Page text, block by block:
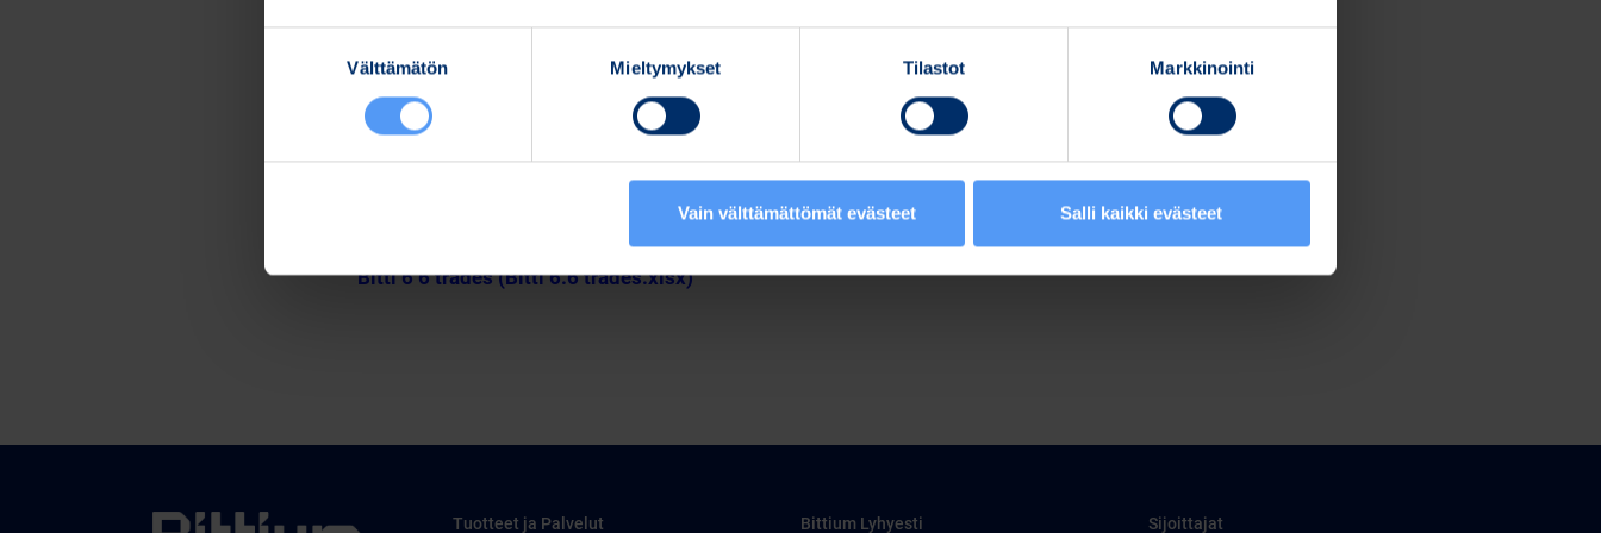
Välttämätön Mieltymykset Tilastot Markkinointi
Vain välttämättömät evästeet Salli kaikki evästeet
Lisätietoja:
Lakiasiainjohtaja
Puh. 040 344 5258
www.bittium.com
Bitti 6 6 trades (Bitti 6.6 trades.xlsx)
Tuotteet ja Palvelut Bittium Lyhyesti Sijoittajat